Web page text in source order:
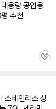
대용량 공업용
추천
관
스테인리스 상